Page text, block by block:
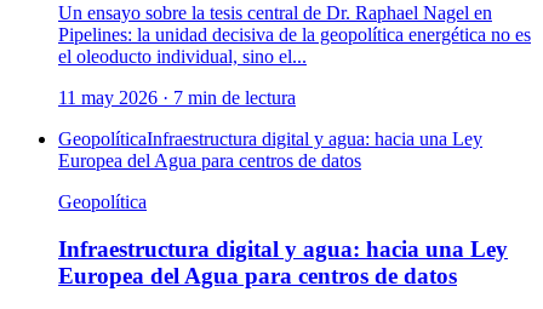
Un ensayo sobre la tesis central de Dr. Raphael Nagel en
Pipelines: la unidad decisiva de la geopolítica energética no es
el oleoducto individual, sino el...
11 may 2026 · 7 min de lectura
GeopolíticaInfraestructura digital y agua: hacia una Ley
Europea del Agua para centros de datos
Geopolítica
Infraestructura digital y agua: hacia una Ley
Europea del Agua para centros de datos